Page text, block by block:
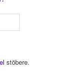
stöbere.